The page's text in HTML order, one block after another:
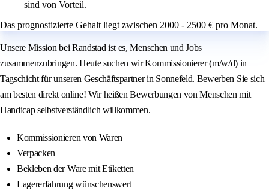
sind von Vorteil.
Das prognostizierte Gehalt liegt zwischen 2000 - 2500 € pro Monat.
Unsere Mission bei Randstad ist es, Menschen und Jobs
zusammenzubringen. Heute suchen wir Kommissionierer (m/w/d) in
Tagschicht für unseren Geschäftspartner in Sonnefeld. Bewerben Sie sich
am besten direkt online! Wir heißen Bewerbungen von Menschen mit
Handicap selbstverständlich willkommen.
Kommissionieren von Waren
Verpacken
Bekleben der Ware mit Etiketten
Lagererfahrung wünschenswert